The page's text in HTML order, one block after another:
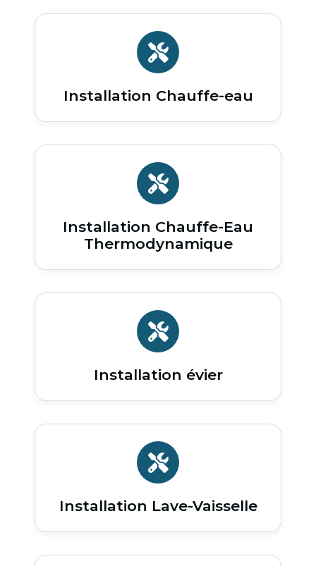
Installation Chauffe-eau
Installation Chauffe-Eau
Thermodynamique
Installation évier
Installation Lave-Vaisselle